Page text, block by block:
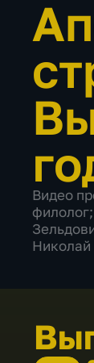
Видео
Николай